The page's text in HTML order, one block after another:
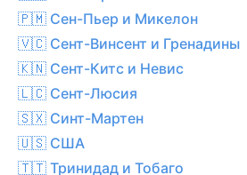
🇵🇲 Сен-Пьер и Микелон
🇻🇨 Сент-Винсент и Гренадины
🇰🇳 Сент-Китс и Невис
🇱🇨 Сент-Люсия
🇸🇽 Синт-Мартен
🇺🇸 США
🇹🇹 Тринидад и Тобаго